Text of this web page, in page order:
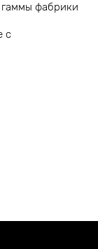
фабрики
с